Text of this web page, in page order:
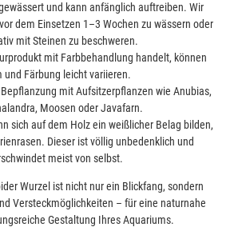
und kann anfänglich auftreiben. Wir
dem Einsetzen 1–3 Wochen zu wässern oder
mit Steinen zu beschweren.
mit Farbbehandlung handelt, können
und Färbung leicht variieren.
mit Aufsitzerpflanzen wie Anubias,
Moosen oder Javafarn.
sich auf dem Holz ein weißlicher Belag bilden,
Dieser ist völlig unbedenklich und
meist von selbst.
Wurzel ist nicht nur ein Blickfang, sondern
Versteckmöglichkeiten – für eine naturnahe
Gestaltung Ihres Aquariums.